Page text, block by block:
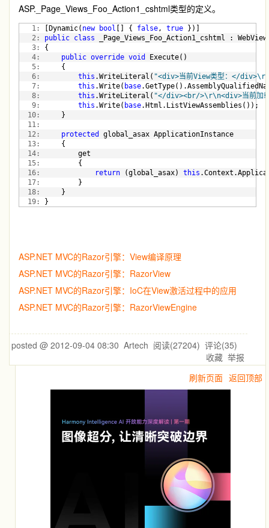
ASP._Page_Views_Foo_Action1_cshtml类型的定义。
   1:
[Dynamic( new bool [] { false , true })]
   2:
public class _Page_Views_Foo_Action1_cshtml :
   3:
{
   4:
public override void
Execute()
   5:
     {
   6:
this .WriteLiteral( "<div>当前View类型：</
   7:
this .Write( base
   8:
this .WriteLiteral( "</div><br/>\r\n<div>当前加
   9:
this .Write( base.Html.ListViewAssemblies());
  10:
     }
  11:
  12:
protected
global_asax ApplicationInstance
  13:
     {
  14:
         get
  15:
         {
  16:
return (global_asax) this
  17:
         }
  18:
     }
  19:
}
ASP.NET MVC的Razor引擎：View编译原理
ASP.NET MVC的Razor引擎：RazorView
ASP.NET MVC的Razor引擎：IoC在View激活过程中的应用
ASP.NET MVC的Razor引擎：RazorViewEngine
posted @ 2012-09-04 08:30 Artech 阅读(27204) 评论(35)
收藏 举报
刷新页面 返回顶部